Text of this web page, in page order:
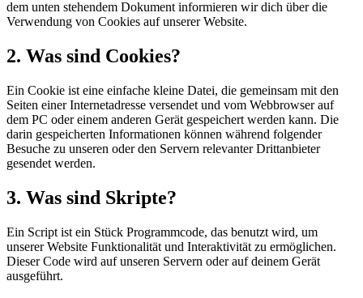
dem unten stehendem Dokument informieren wir dich über die
Verwendung von Cookies auf unserer Website.
2. Was sind Cookies?
Ein Cookie ist eine einfache kleine Datei, die gemeinsam mit den
Seiten einer Internetadresse versendet und vom Webbrowser auf
dem PC oder einem anderen Gerät gespeichert werden kann. Die
darin gespeicherten Informationen können während folgender
Besuche zu unseren oder den Servern relevanter Drittanbieter
gesendet werden.
3. Was sind Skripte?
Ein Script ist ein Stück Programmcode, das benutzt wird, um
unserer Website Funktionalität und Interaktivität zu ermöglichen.
Dieser Code wird auf unseren Servern oder auf deinem Gerät
ausgeführt.